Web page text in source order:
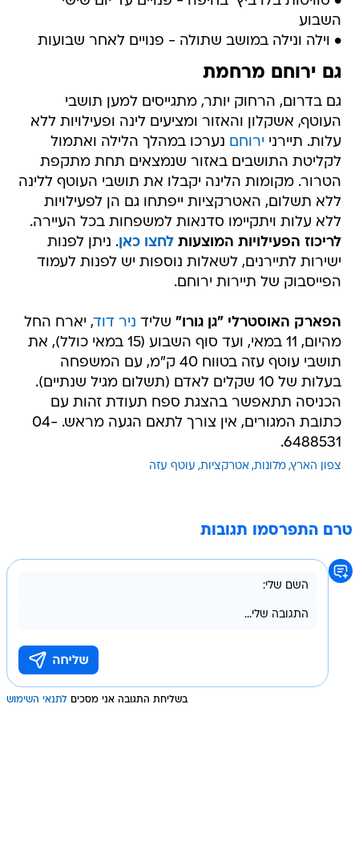
השבוע
• וילה ונילה במושב שתולה - פנויים לאחר שבועות
גם ירוחם מרחמת
גם בדרום, הרחוק יותר, מתגייסים למען תושבי
העוטף, אשקלון והאזור ומציעים לינה ופעילויות ללא
עלות. תיירני ירוחם נערכו במהלך הלילה ואתמול
לקליטת התושבים באזור שנמצאים תחת מתקפת
הטרור. מקומות הלינה יקבלו את תושבי העוטף ללינה
ללא תשלום, האטרקציות ייפתחו גם הן לפעילויות
ללא עלות ויתקיימו סדנאות למשפחות בכל העיירה.
לריכוז הפעילויות המוצעות לחצו כאן. ניתן לפנות
ישירות לתיירנים, לשאלות נוספות יש לפנות לעמוד
הפייסבוק של תיירות ירוחם.
הפארק האוסטרלי "גן גורו" שליד ניר דוד, יארח החל
מהיום, 11 במאי, ועד סוף השבוע (15 במאי כולל), את
תושבי עוטף עזה בטווח 40 ק"מ, עם המשפחה
בעלות של 10 שקלים לאדם (תשלום מגיל שנתיים).
הכניסה תתאפשר בהצגת ספח תעודת זהות עם
כתובת המגורים, אין צורך לתאם הגעה מראש. 04-
6488531.
צפון הארץ מלונות אטרקציות עוטף עזה
טרם התפרסמו תגובות
בשליחת התגובה אני מסכים לתנאי השימוש